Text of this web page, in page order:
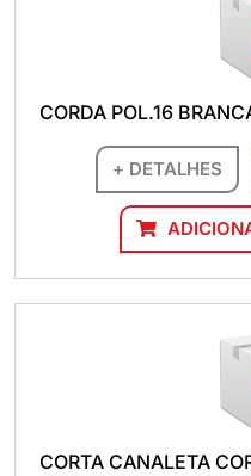
CORDA POL.16
+ DETALHES
CORTA CANALETA